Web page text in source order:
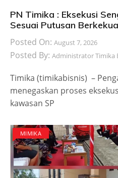
PN Timika : Eksekusi
Sesuai Putusan
Posted On: August 7, 2026
Posted By: Administrator Timika
Timika (timikabisnis) –
menegaskan proses
kawasan SP
MIMIKA